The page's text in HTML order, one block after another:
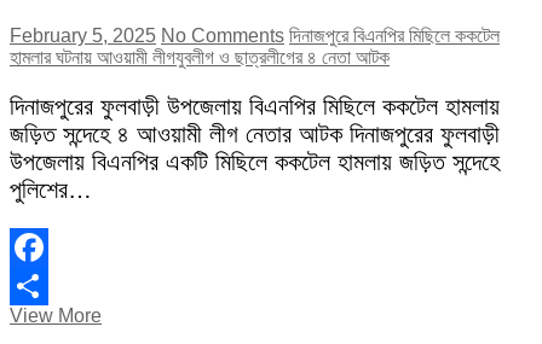
February 5, 2025 No Comments দিনাজপুরে বিএনপির মিছিলে ককটেল
হামলার ঘটনায় আওয়ামী লীগযুবলীগ ও ছাত্রলীগের ৪ নেতা আটক
দিনাজপুরের ফুলবাড়ী উপজেলায় বিএনপির মিছিলে ককটেল হামলায়
জড়িত সন্দেহে ৪ আওয়ামী লীগ নেতার আটক দিনাজপুরের ফুলবাড়ী
উপজেলায় বিএনপির একটি মিছিলে ককটেল হামলায় জড়িত সন্দেহে
পুলিশের…
Facebook
Share
View Moreদিনাজপুরে